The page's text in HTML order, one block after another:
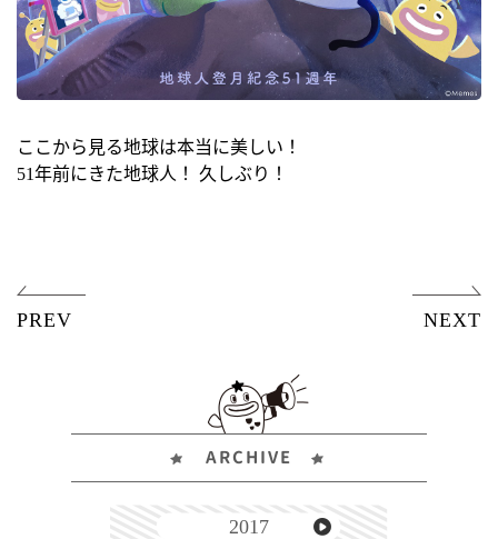
ここから見る地球は本当に美しい！
51年前にきた地球人！ 久しぶり！
ARCHIVE
2017